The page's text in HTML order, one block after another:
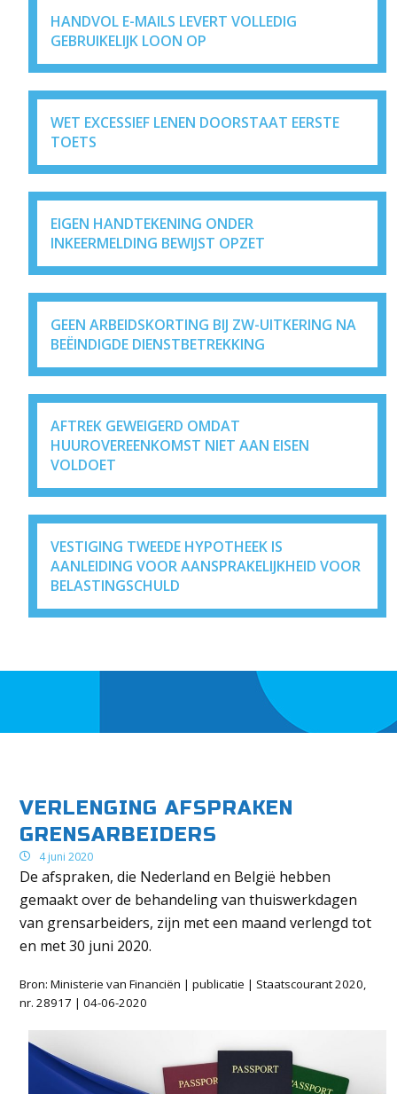
HANDVOL E-MAILS LEVERT VOLLEDIG
GEBRUIKELIJK LOON OP
WET EXCESSIEF LENEN DOORSTAAT EERSTE
TOETS
EIGEN HANDTEKENING ONDER
INKEERMELDING BEWIJST OPZET
GEEN ARBEIDSKORTING BIJ ZW-UITKERING NA
BEËINDIGDE DIENSTBETREKKING
AFTREK GEWEIGERD OMDAT
HUUROVEREENKOMST NIET AAN EISEN
VOLDOET
VESTIGING TWEEDE HYPOTHEEK IS
AANLEIDING VOOR AANSPRAKELIJKHEID VOOR
BELASTINGSCHULD
VERLENGING AFSPRAKEN
GRENSARBEIDERS
4 juni 2020
De afspraken, die Nederland en België hebben
gemaakt over de behandeling van thuiswerkdagen
van grensarbeiders, zijn met een maand verlengd tot
en met 30 juni 2020.
Bron: Ministerie van Financiën | publicatie | Staatscourant 2020,
nr. 28917 | 04-06-2020